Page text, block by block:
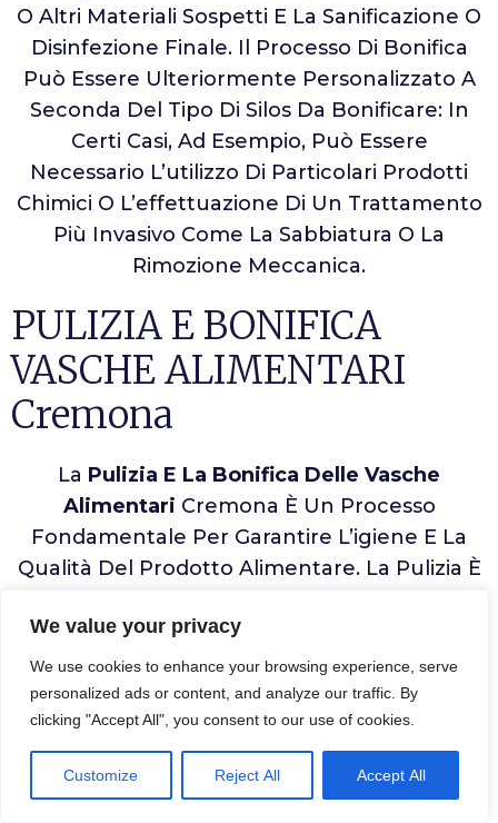
We value your privacy
We use cookies to enhance your browsing experience, serve
personalized ads or content, and analyze our traffic. By
clicking "Accept All", you consent to our use of cookies.
Customize Reject All Accept All
O Altri Materiali Sospetti E La Sanificazione O
Disinfezione Finale. Il Processo Di Bonifica
Può Essere Ulteriormente Personalizzato A
Seconda Del Tipo Di Silos Da Bonificare: In
Certi Casi, Ad Esempio, Può Essere
Necessario L’utilizzo Di Particolari Prodotti
Chimici O L’effettuazione Di Un Trattamento
Più Invasivo Come La Sabbiatura O La
Rimozione Meccanica.
PULIZIA E BONIFICA
VASCHE ALIMENTARI
Cremona
La Pulizia E La Bonifica Delle Vasche
Alimentari Cremona È Un Processo
Fondamentale Per Garantire L’igiene E La
Qualità Del Prodotto Alimentare. La Pulizia È
Sporcizia E Microbi Dalle Superfici Interne,
Mentre La Bonifica È Un Processo Di
Disinfezione Che Elimina I Microbi Presenti
Nella Vasca.
Per LaPulizia
, È Necessario Utilizzare